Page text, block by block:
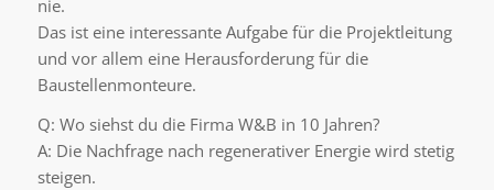
nie.
Das ist eine interessante Aufgabe für die Projektleitung
und vor allem eine Herausforderung für die
Baustellenmonteure.
Q: Wo siehst du die Firma W&B in 10 Jahren?
A: Die Nachfrage nach regenerativer Energie wird stetig
steigen.